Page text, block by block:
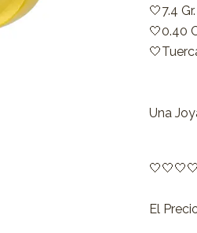
🤍7.4
🤍0.40
Una
El